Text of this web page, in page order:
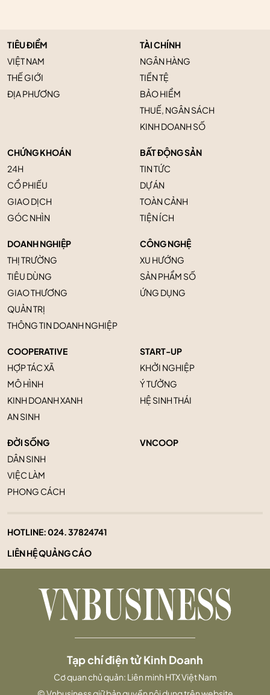
TIÊU ĐIỂM
VIỆT NAM
THẾ GIỚI
ĐỊA PHƯƠNG
TÀI CHÍNH
NGÂN HÀNG
TIỀN TỆ
BẢO HIỂM
THUẾ, NGÂN SÁCH
KINH DOANH SỐ
CHỨNG KHOÁN
24H
CỔ PHIẾU
GIAO DỊCH
GÓC NHÌN
BẤT ĐỘNG SẢN
TIN TỨC
DỰ ÁN
TOÀN CẢNH
TIỆN ÍCH
DOANH NGHIỆP
THỊ TRƯỜNG
TIÊU DÙNG
GIAO THƯƠNG
QUẢN TRỊ
THÔNG TIN DOANH NGHIỆP
CÔNG NGHỆ
XU HƯỚNG
SẢN PHẨM SỐ
ỨNG DỤNG
COOPERATIVE
HỢP TÁC XÃ
MÔ HÌNH
KINH DOANH XANH
AN SINH
START-UP
KHỞI NGHIỆP
Ý TƯỞNG
HỆ SINH THÁI
ĐỜI SỐNG
DÂN SINH
VIỆC LÀM
PHONG CÁCH
VNCOOP
HOTLINE:024. 37824741
LIÊN HỆ QUẢNG CÁO
Tạp chí điện tử Kinh Doanh
Cơ quan chủ quản: Liên minh HTX Việt Nam